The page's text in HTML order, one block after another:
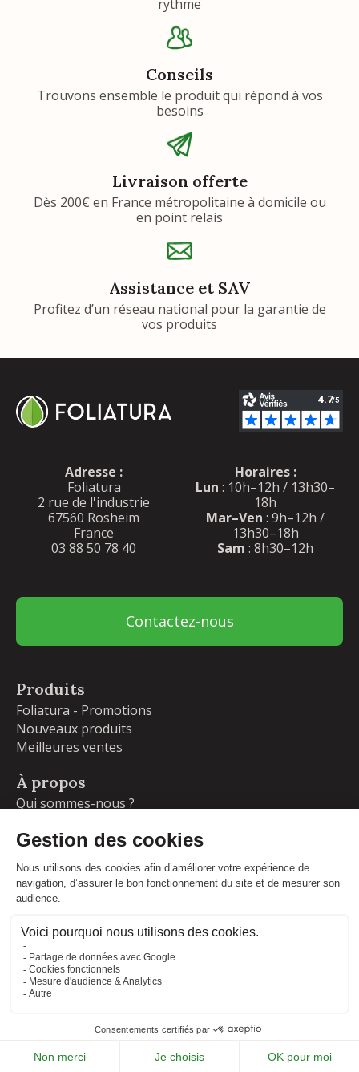
rythme
Conseils
Trouvons ensemble le produit qui répond à vos
besoins
Livraison offerte
Dès 200€ en France métropolitaine à domicile ou
en point relais
Assistance et SAV
Profitez d’un réseau national pour la garantie de
vos produits
Adresse :
Foliatura
2 rue de l'industrie
67560 Rosheim
France
03 88 50 78 40
Horaires :
Lun : 10h–12h / 13h30–
18h
Mar–Ven : 9h–12h /
13h30–18h
Sam : 8h30–12h
Contactez-nous
Produits
Foliatura - Promotions
Nouveaux produits
Meilleures ventes
À propos
Qui sommes-nous ?
Livraisons et retours
Blog
Votre compte
Commandes
Adresses
CONDITIONS GÉNÉRALES DE VENTE
POLITIQUE DE CONFIDENTIALITÉ